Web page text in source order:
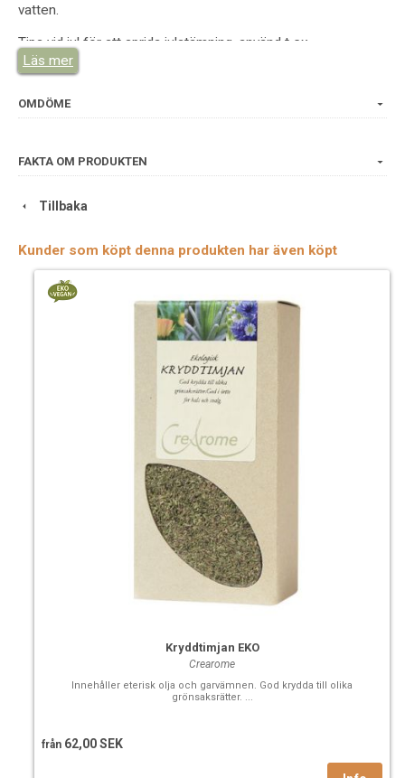
vatten.
Tips vid jul för att sprida julstämning, använd t ex
aromablandning
Vid avslappning använd t ex
John Blund
På toalettCool and CleanochCitrus FrisksamtCitrongräs.
Läs mer
OMDÖME
FAKTA OM PRODUKTEN
Tillbaka
Kunder som köpt denna produkten har även köpt
Kryddtimjan EKO
Crearome
Innehåller eterisk olja och garvämnen. God krydda till olika
grönsaksrätter. ...
från 62,00 SEK